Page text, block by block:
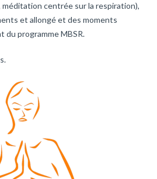
centrée sur la respiration),
et allongé et des moments
du programme MBSR.